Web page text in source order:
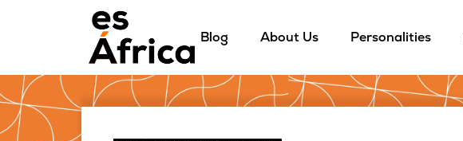
Blog About Us Personalities